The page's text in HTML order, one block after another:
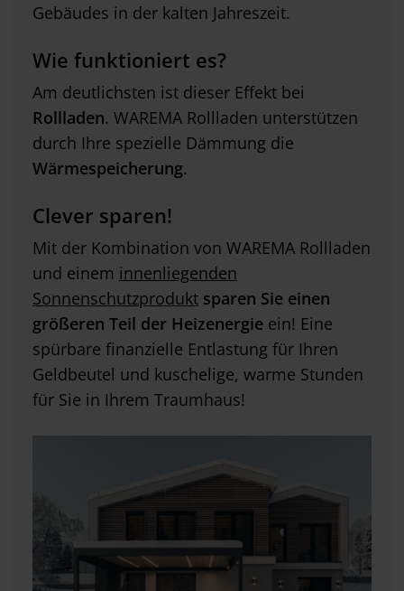
Gebäudes in der kalten Jahreszeit.
Wie funktioniert es?
Am deutlichsten ist dieser Effekt bei
Rollladen. WAREMA Rollladen unterstützen
durch Ihre spezielle Dämmung die
Wärmespeicherung.
Clever sparen!
Mit der Kombination von WAREMA Rollladen
und einem innenliegenden
Sonnenschutzprodukt sparen Sie einen
größeren Teil der Heizenergie ein! Eine
spürbare finanzielle Entlastung für Ihren
Geldbeutel und kuschelige, warme Stunden
für Sie in Ihrem Traumhaus!